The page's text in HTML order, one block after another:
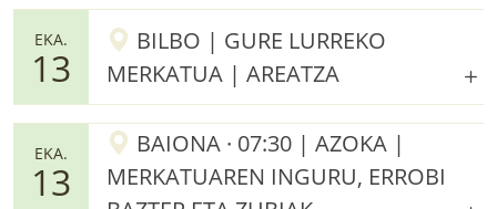
EKA.
13
BILBO | GURE LURREKO
MERKATUA | AREATZA
EKA.
13
BAIONA · 07:30 | AZOKA |
MERKATUAREN INGURU, ERROBI